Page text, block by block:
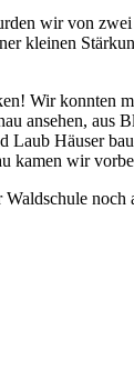
wir von
kleinen
Wir konnten
ansehen, aus
Laub Häuser
kamen wir
noch